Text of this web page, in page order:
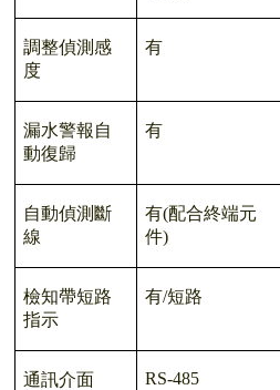
調整偵測感
度
有
漏水警報自
動復歸
有
自動偵測斷
線
有(配合終端元
件)
檢知帶短路
指示
有/短路
通訊介面 RS-485